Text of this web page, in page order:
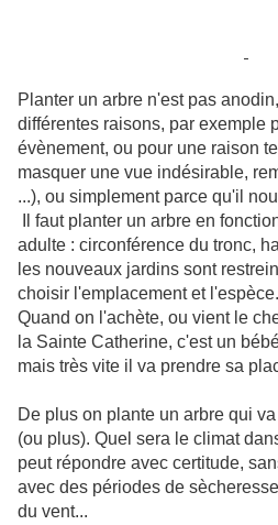
Planter un arbre n'est pas
différentes raisons, par exemple
évènement, ou pour une raison
masquer une vue indésirable,
...), ou simplement parce qu'il
Il faut planter un arbre en
adulte : circonférence du tronc,
les nouveaux jardins sont
choisir l'emplacement et l'espèce.
Quand on l'achète, ou vient le
la Sainte Catherine, c'est un
mais très vite il va prendre sa
De plus on plante un arbre qui
(ou plus). Quel sera le climat
peut répondre avec certitude,
avec des périodes de
du vent...